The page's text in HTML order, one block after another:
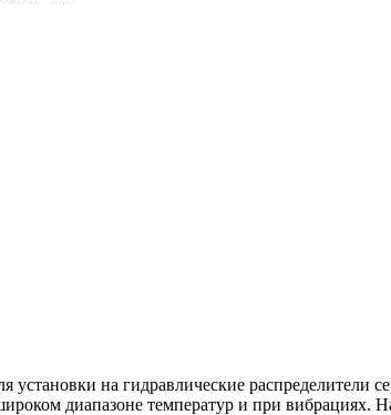
установки на гидравлические
диапазоне температур и при